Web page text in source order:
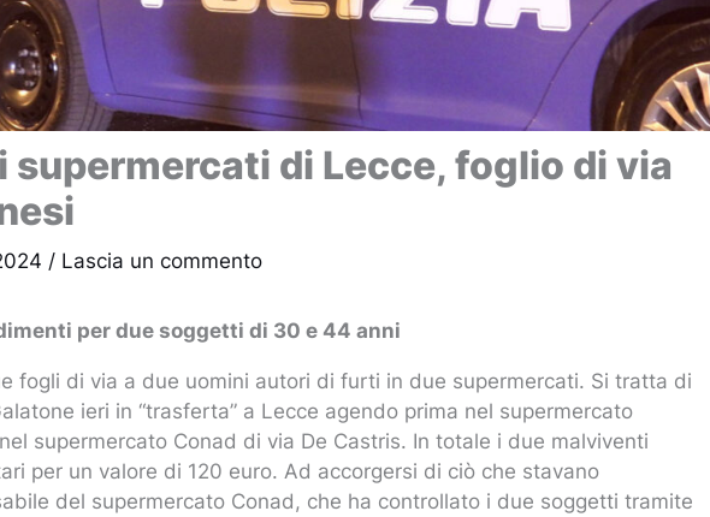
supermercati di Lecce, foglio di via
/ Lascia un commento
per due soggetti di 30 e 44 anni
fogli di via a due uomini autori di furti in due supermercati. Si tratta di
ieri in “trasferta” a Lecce agendo prima nel supermercato
supermercato Conad di via De Castris. In totale i due malviventi
per un valore di 120 euro. Ad accorgersi di ciò che stavano
del supermercato Conad, che ha controllato i due soggetti tramite